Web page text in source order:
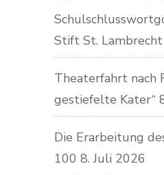
Stift St. Lambrecht
Theaterfahrt nach
gestiefelte Kater“
Die Erarbeitung
100 8. Juli 2026